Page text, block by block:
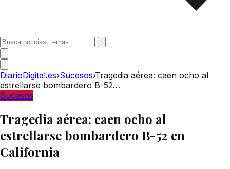
DiarioDigital.es›Sucesos›Tragedia aérea: caen ocho al
estrellarse bombardero B-52…
Sucesos
Tragedia aérea: caen ocho al
estrellarse bombardero B-52 en
California